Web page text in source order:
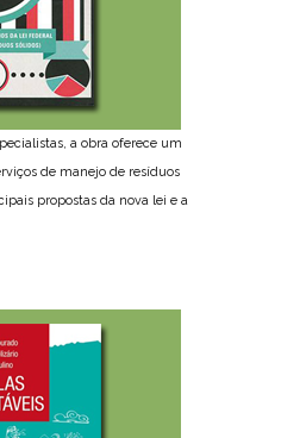
a obra oferece um
de manejo de resíduos
propostas da nova lei e a